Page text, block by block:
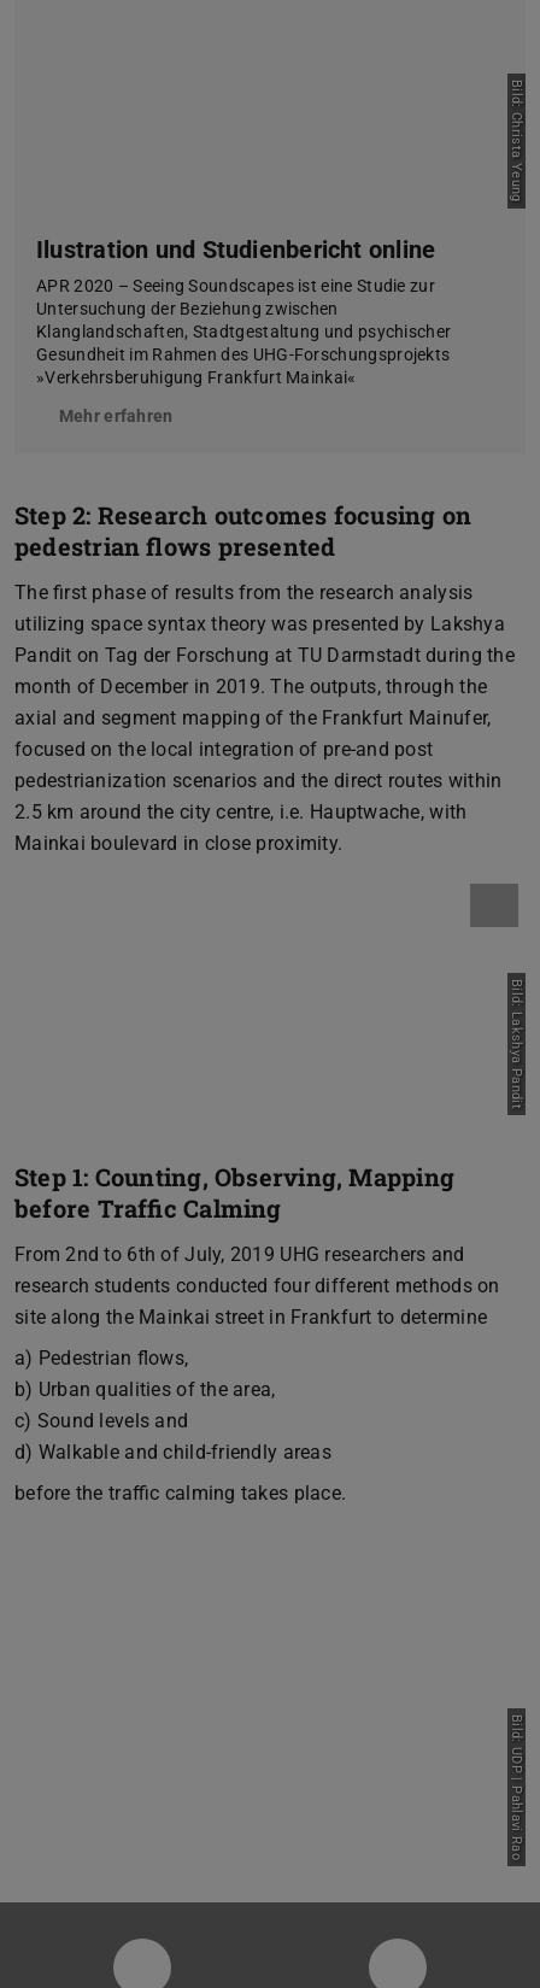
Bild: Christa Yeung
Ilustration und Studienbericht online
APR 2020 – Seeing Soundscapes ist eine Studie zur
Untersuchung der Beziehung zwischen
Klanglandschaften, Stadtgestaltung und psychischer
Gesundheit im Rahmen des UHG-Forschungsprojekts
»Verkehrsberuhigung Frankfurt Mainkai«
Mehr erfahren
Step 2: Research outcomes focusing on
pedestrian flows presented
The first phase of results from the research analysis
utilizing space syntax theory was presented by Lakshya
Pandit on Tag der Forschung at TU Darmstadt during the
month of December in 2019. The outputs, through the
axial and segment mapping of the Frankfurt Mainufer,
focused on the local integration of pre-and post
pedestrianization scenarios and the direct routes within
2.5 km around the city centre, i.e. Hauptwache, with
Mainkai boulevard in close proximity.
Bild: Lakshya Pandit
Step 1: Counting, Observing, Mapping
before Traffic Calming
From 2nd to 6th of July, 2019 UHG researchers and
research students conducted four different methods on
site along the Mainkai street in Frankfurt to determine
a) Pedestrian flows,
b) Urban qualities of the area,
c) Sound levels and
d) Walkable and child-friendly areas
before the traffic calming takes place.
Bild: UDP | Pahlavi Rao